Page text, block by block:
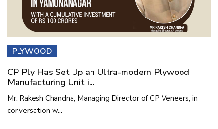
PLYWOOD
CP Ply Has Set Up an Ultra-modern Plywood
Manufacturing Unit i...
Mr. Rakesh Chandna, Managing Director of CP Veneers, in
conversation w...